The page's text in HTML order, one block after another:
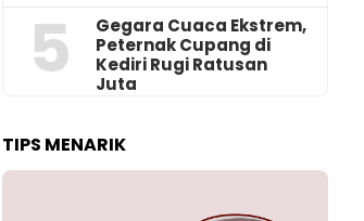
5
‎Gegara Cuaca Ekstrem,
Peternak Cupang di
Kediri Rugi Ratusan
Juta
TIPS MENARIK